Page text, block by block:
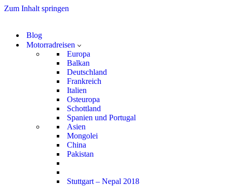
Zum Inhalt springen
Blog
Motorradreisen
Europa
Balkan
Deutschland
Frankreich
Italien
Osteuropa
Schottland
Spanien und Portugal
Asien
Mongolei
China
Pakistan
Stuttgart – Nepal 2018